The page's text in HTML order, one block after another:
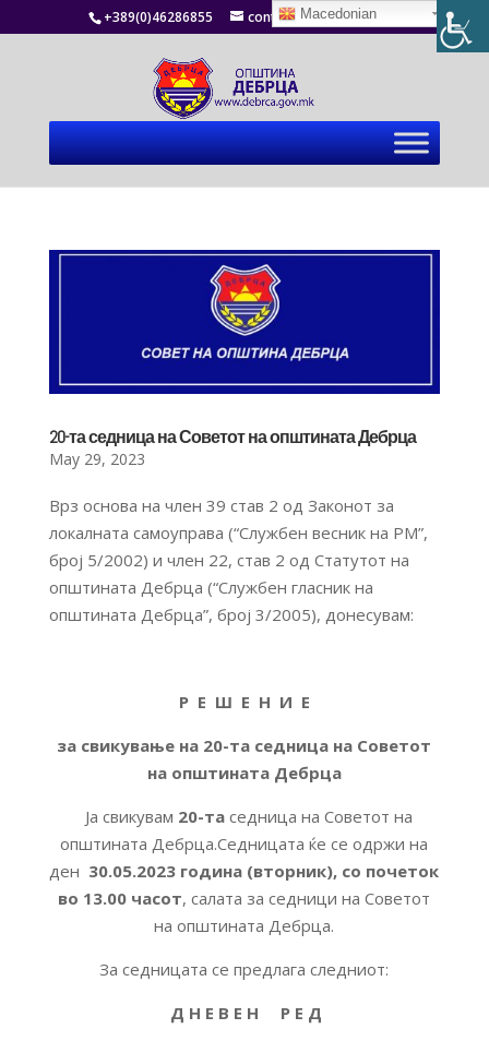
+389(0)46286855 contact@debrca.gov.mk
20-та седница на Советот на општината Дебрца
May 29, 2023
Врз основа на член 39 став 2 од Законот за
локалната самоуправа (“Службен весник на РМ”,
број 5/2002) и член 22, став 2 од Статутот на
општината Дебрца (“Службен гласник на
општината Дебрца”, број 3/2005), донесувам:
Р Е Ш Е Н И Е
за свикување на 20-та седница на Советот
на општината Дебрца
Ја свикувам 20-таседница на Советот на
општината Дебрца.Седницата ќе се одржи на
ден 30.05.2023 година (вторник), со почеток
во 13.00 часот, салата за седници на Советот
на општината Дебрца.
За седницата се предлага следниот:
Д Н Е В Е Н Р Е Д
Macedonian